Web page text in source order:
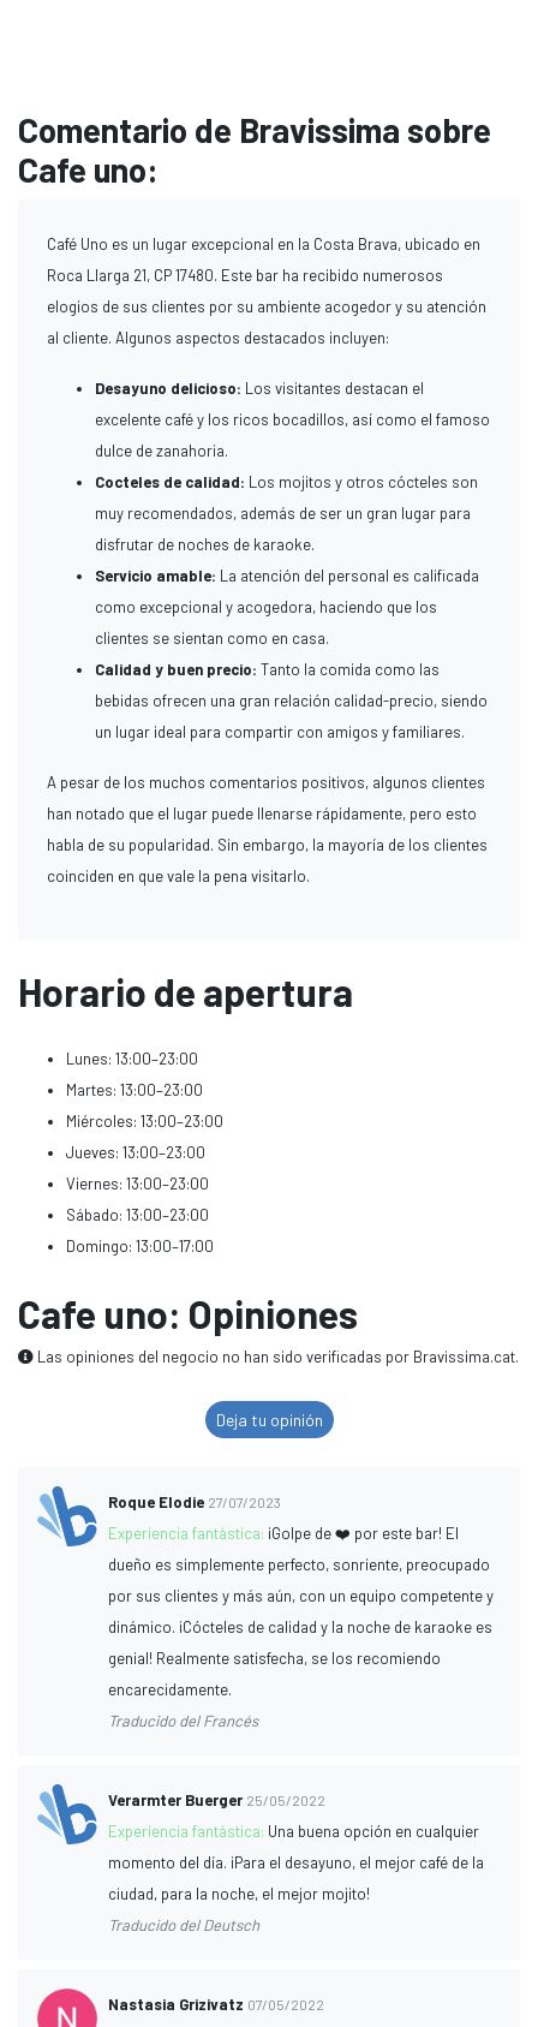
Comentario de Bravissima sobre
Cafe uno:
Café Uno es un lugar excepcional en la Costa Brava, ubicado en
Roca Llarga 21, CP 17480. Este bar ha recibido numerosos
elogios de sus clientes por su ambiente acogedor y su atención
al cliente. Algunos aspectos destacados incluyen:
Desayuno delicioso: Los visitantes destacan el
excelente café y los ricos bocadillos, así como el famoso
dulce de zanahoria.
Cocteles de calidad: Los mojitos y otros cócteles son
muy recomendados, además de ser un gran lugar para
disfrutar de noches de karaoke.
Servicio amable: La atención del personal es calificada
como excepcional y acogedora, haciendo que los
clientes se sientan como en casa.
Calidad y buen precio: Tanto la comida como las
bebidas ofrecen una gran relación calidad-precio, siendo
un lugar ideal para compartir con amigos y familiares.
A pesar de los muchos comentarios positivos, algunos clientes
han notado que el lugar puede llenarse rápidamente, pero esto
habla de su popularidad. Sin embargo, la mayoría de los clientes
coinciden en que vale la pena visitarlo.
Horario de apertura
Lunes: 13:00–23:00
Martes: 13:00–23:00
Miércoles: 13:00–23:00
Jueves: 13:00–23:00
Viernes: 13:00–23:00
Sábado: 13:00–23:00
Domingo: 13:00–17:00
Cafe uno: Opiniones
Las opiniones del negocio no han sido verificadas por Bravissima.cat.
Deja tu opinión
Roque Elodie 27/07/2023
Experiencia fantástica: ¡Golpe de ❤️ por este bar! El
dueño es simplemente perfecto, sonriente, preocupado
por sus clientes y más aún, con un equipo competente y
dinámico. ¡Cócteles de calidad y la noche de karaoke es
genial! Realmente satisfecha, se los recomiendo
encarecidamente.
Traducido del Francés
Verarmter Buerger 25/05/2022
Experiencia fantástica: Una buena opción en cualquier
momento del día. ¡Para el desayuno, el mejor café de la
ciudad, para la noche, el mejor mojito!
Traducido del Deutsch
Nastasia Grizivatz 07/05/2022